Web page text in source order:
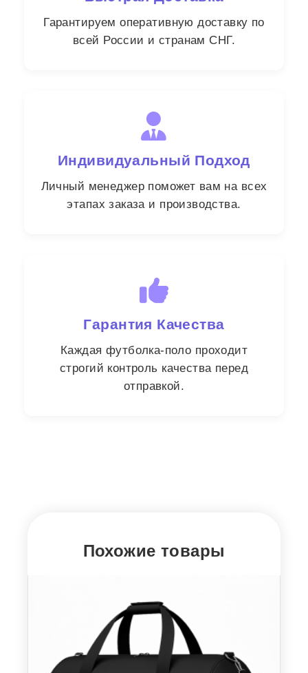
Гарантируем оперативную доставку по
всей России и странам СНГ.
Индивидуальный Подход
Личный менеджер поможет вам на всех
этапах заказа и производства.
Гарантия Качества
Каждая футболка-поло проходит
строгий контроль качества перед
отправкой.
Похожие товары